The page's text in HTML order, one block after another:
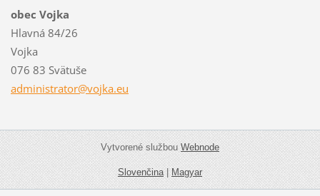
obec Vojka
Hlavná 84/26
Vojka
076 83 Svätuše
administrator@vojka.eu
Vytvorené službouWebnode
Slovenčina|Magyar